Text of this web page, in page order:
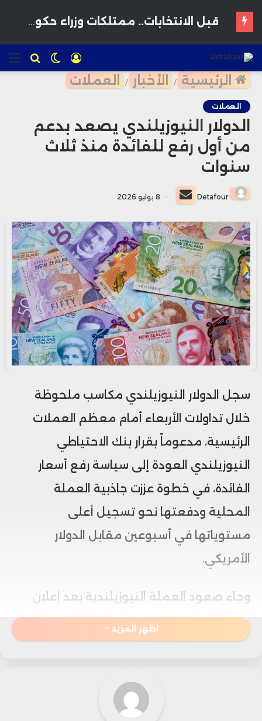
للبحث الوضع
المظلم
تسجيل
الدخول
الرئيسية / الأخبار / العملات
العملات
الدولار النيوزيلندي يصعد بدعم
من أول رفع للفائدة منذ ثلاث
سنوات
Detafour
أرسل
بريدا
إلكترونيا
8 يوليو 2026
سجل الدولار النيوزيلندي مكاسب ملحوظة
خلال تداولات الأربعاء أمام معظم العملات
الرئيسية، مدعوماً بقرار بنك الاحتياطي
النيوزيلندي العودة إلى سياسة رفع أسعار
الفائدة، في خطوة عززت جاذبية العملة
المحلية ودفعتها نحو تسجيل أعلى
مستوياتها في أسبوعين مقابل الدولار
الأمريكي.
وجاء صعود العملة النيوزيلندية بعد إعلان
البنك المركزي رفع سعر الفائدة الرئيسي للمرة
الأولى منذ ثلاث سنوات، مع إشارته إلى أن
النقدي، لكن بوتيرة ستظل مرتبطة بتطورات
البيانات الاقتصادية، ومسار التضخم، ومدى
اظهر المزيد